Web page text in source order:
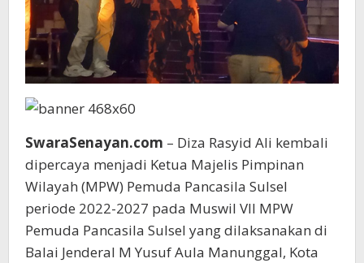
SwaraSenayan.com – Diza Rasyid Ali kembali
dipercaya menjadi Ketua Majelis Pimpinan
Wilayah (MPW) Pemuda Pancasila Sulsel
periode 2022-2027 pada Muswil VII MPW
Pemuda Pancasila Sulsel yang dilaksanakan di
Balai Jenderal M Yusuf Aula Manunggal, Kota